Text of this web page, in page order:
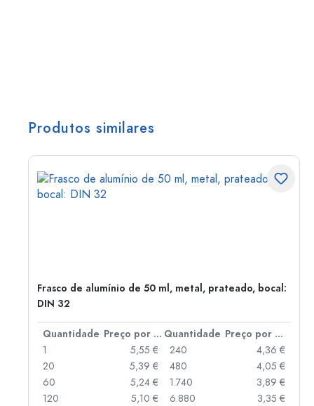
Produtos similares
Frasco de alumínio de 50 ml, metal, prateado, bocal:
DIN 32
Quantidade Preço por peça Quantidade
Preço por peça
1
5,55 €
20
5,39 €
60
5,24 €
120
5,10 €
240
4,36 €
480
4,05 €
1.740
3,89 €
6.880
3,35 €